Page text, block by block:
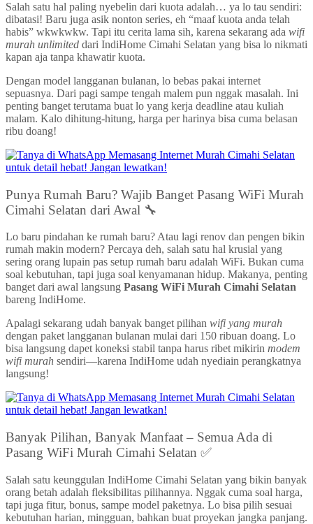
Salah satu hal paling nyebelin dari kuota adalah… ya lo tau sendiri:
dibatasi! Baru juga asik nonton series, eh “maaf kuota anda telah
habis” wkwkwkw. Tapi itu cerita lama sih, karena sekarang ada wifi
murah unlimited dari IndiHome Cimahi Selatan yang bisa lo nikmati
kapan aja tanpa khawatir kuota.
Dengan model langganan bulanan, lo bebas pakai internet
sepuasnya. Dari pagi sampe tengah malem pun nggak masalah. Ini
penting banget terutama buat lo yang kerja deadline atau kuliah
malam. Kalo dihitung-hitung, harga per harinya bisa cuma belasan
ribu doang!
Punya Rumah Baru? Wajib Banget Pasang WiFi Murah
Cimahi Selatan dari Awal 🔧
Lo baru pindahan ke rumah baru? Atau lagi renov dan pengen bikin
rumah makin modern? Percaya deh, salah satu hal krusial yang
sering orang lupain pas setup rumah baru adalah WiFi. Bukan cuma
soal kebutuhan, tapi juga soal kenyamanan hidup. Makanya, penting
banget dari awal langsung Pasang WiFi Murah Cimahi Selatan
bareng IndiHome.
Apalagi sekarang udah banyak banget pilihan wifi yang murah
dengan paket langganan bulanan mulai dari 150 ribuan doang. Lo
bisa langsung dapet koneksi stabil tanpa harus ribet mikirin modem
wifi murah sendiri—karena IndiHome udah nyediain perangkatnya
langsung!
Banyak Pilihan, Banyak Manfaat – Semua Ada di
Pasang WiFi Murah Cimahi Selatan ✅
Salah satu keunggulan IndiHome Cimahi Selatan yang bikin banyak
orang betah adalah fleksibilitas pilihannya. Nggak cuma soal harga,
tapi juga fitur, bonus, sampe model paketnya. Lo bisa pilih sesuai
kebutuhan harian, mingguan, bahkan buat proyekan jangka panjang.